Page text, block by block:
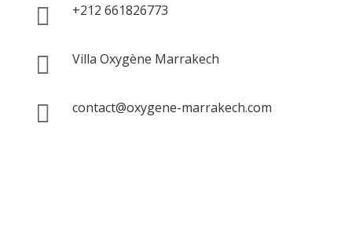
 +212 661826773
 Villa Oxygène Marrakech
 contact@oxygene-marrakech.com